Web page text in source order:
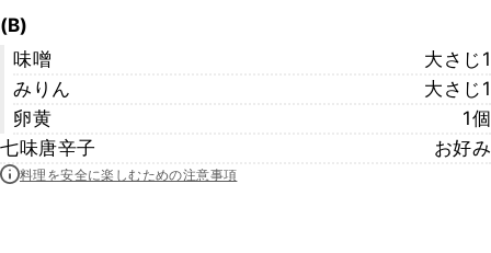
(B)
味噌
大さじ1
みりん
大さじ1
卵黄
1個
七味唐辛子
お好み
料理を安全に楽しむための注意事項